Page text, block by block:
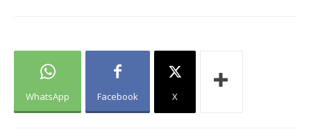
WhatsApp Facebook X